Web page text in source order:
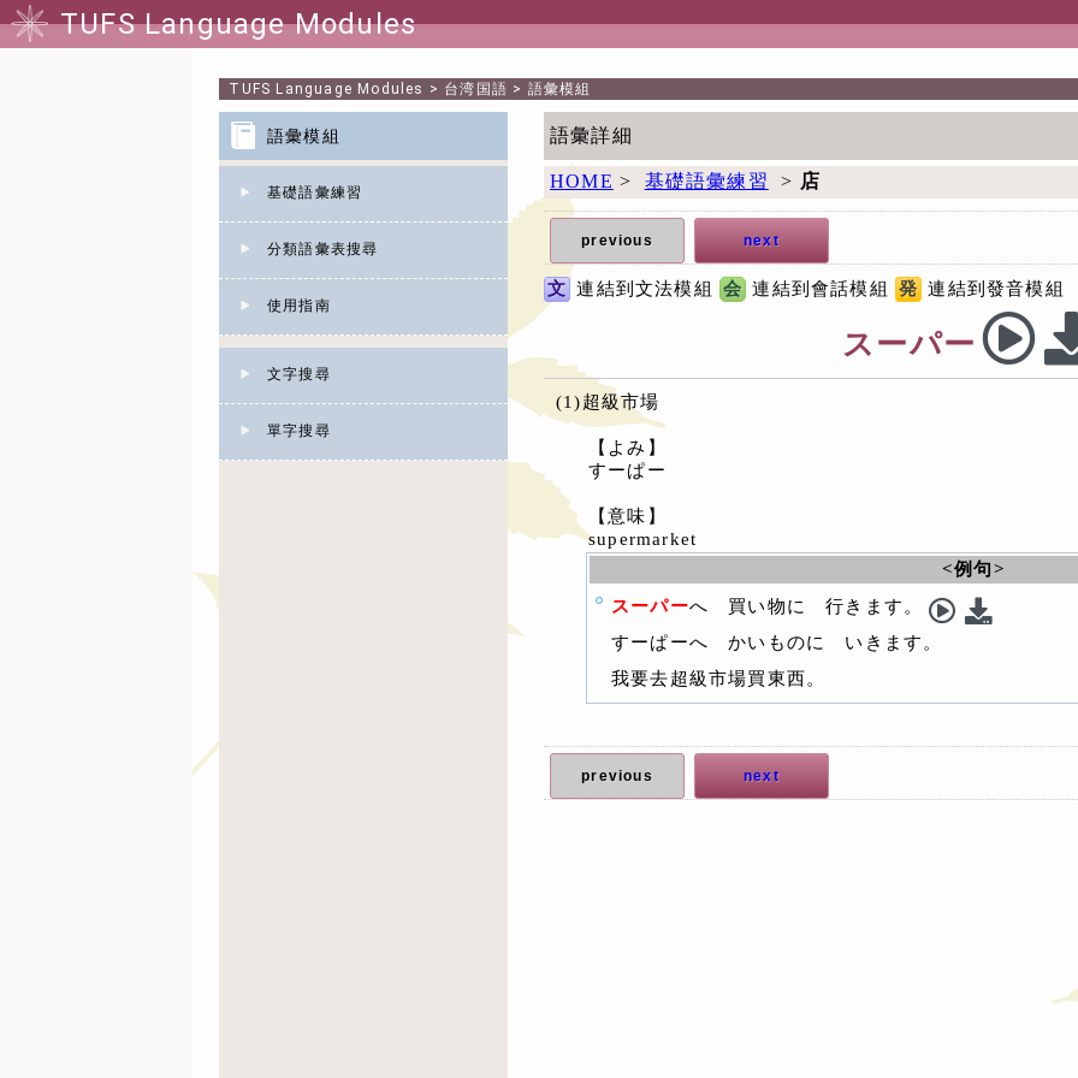
TUFS Language Modules
TUFS Language Modules > 台湾国語 > 語彙模組
語彙模組
基礎語彙練習
分類語彙表搜尋
使用指南
文字搜尋
單字搜尋
語彙詳細
HOME > 基礎語彙練習 > 店
previous next
文 連結到文法模組 会 連結到會話模組 発 連結到發音模組
スーパー
(1)超級市場
【よみ】
すーぱー
【意味】
supermarket
<例句>
スーパーへ 買い物に 行きます。
すーぱーへ かいものに いきます。
我要去超級市場買東西。
previous next